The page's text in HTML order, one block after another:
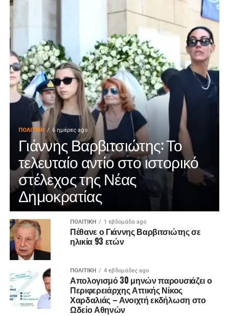
ΠΟΛΙΤΙΚΉ 6 ημέρες ago
Γιάννης Βαρβιτσιώτης: Το
τελευταίο αντίο στο ιστορικό
στέλεχος της Νέας
Δημοκρατίας
ΠΟΛΙΤΙΚΉ 1 εβδομάδα ago
Πέθανε ο Γιάννης Βαρβιτσιώτης σε
ηλικία 93 ετών
ΠΟΛΙΤΙΚΉ 4 εβδομάδες ago
Απολογισμό 30 μηνών παρουσιάζει ο
Περιφερειάρχης Αττικής Νίκος
Χαρδαλιάς – Ανοιχτή εκδήλωση στο
Ωδείο Αθηνών